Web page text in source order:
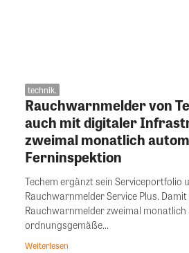
technik.
Rauchwarnmelder von
auch mit digitaler
zweimal monatlich
Ferninspektion
Techem ergänzt sein Serviceportfolio
Rauchwarnmelder Service Plus.
Rauchwarnmelder zweimal
ordnungsgemäße...
Weiterlesen